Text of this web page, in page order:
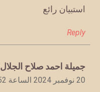
استبيان رائع
Reply
يقول
جميلة احمد صلاح الجلال
20 نوفمبر 2024 الساعة 7:52 م